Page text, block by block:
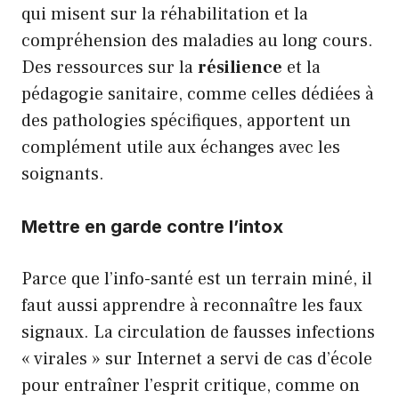
qui misent sur la réhabilitation et la
compréhension des maladies au long cours.
Des ressources sur larésilience et la
pédagogie sanitaire, comme celles dédiées à
des pathologies spécifiques, apportent un
complément utile aux échanges avec les
soignants.
Mettre en garde contre l’intox
Parce que l’info-santé est un terrain miné, il
faut aussi apprendre à reconnaître les faux
signaux. La circulation de fausses infections
« virales » sur Internet a servi de cas d’école
pour entraîner l’esprit critique, comme on